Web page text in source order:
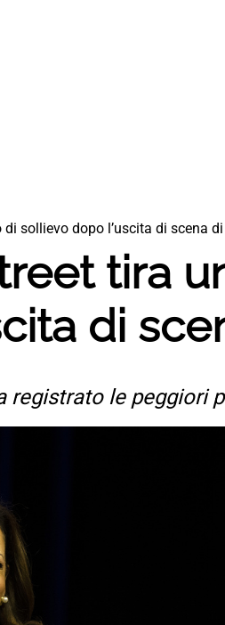
sollievo dopo l’uscita di scena
tira
di
registrato le peggiori